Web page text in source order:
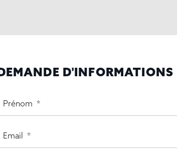
D'INFORMATIONS